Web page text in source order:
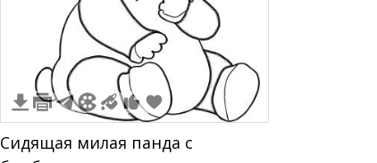
Сидящая милая панда с